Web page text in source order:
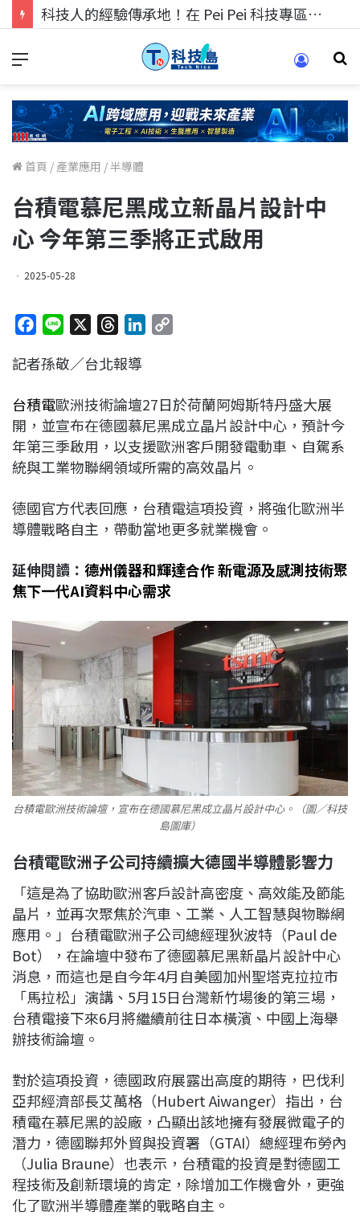
科技人的經驗傳承地！在 Pei Pei 科技專區，與學弟妹交流最硬核的技術
首頁 / 產業應用 /半導體
台積電慕尼黑成立新晶片設計中
心 今年第三季將正式啟用
2025-05-28
c
b
o
o
k
n
r
a
d
s
e
d
I
n
L
i
n
k
記者孫敬／台北報導
台積電歐洲技術論壇27日於荷蘭阿姆斯特丹盛大展
開，並宣布在德國慕尼黑成立晶片設計中心，預計今
年第三季啟用，以支援歐洲客戶開發電動車、自駕系
統與工業物聯網領域所需的高效晶片。
德國官方代表回應，台積電這項投資，將強化歐洲半
導體戰略自主，帶動當地更多就業機會。
延伸閱讀： 德州儀器和輝達合作 新電源及感測技術聚
焦下一代AI資料中心需求
台積電歐洲技術論壇，宣布在德國慕尼黑成立晶片設計中心。（圖／科技
島圖庫）
台積電歐洲子公司持續擴大德國半導體影響力
「這是為了協助歐洲客戶設計高密度、高效能及節能
晶片，並再次聚焦於汽車、工業、人工智慧與物聯網
應用。」台積電歐洲子公司總經理狄波特（Paul de
Bot），在論壇中發布了德國慕尼黑新晶片設計中心
消息，而這也是自今年4月自美國加州聖塔克拉拉市
「馬拉松」演講、5月15日台灣新竹場後的第三場，
台積電接下來6月將繼續前往日本橫濱、中國上海舉
辦技術論壇。
對於這項投資，德國政府展露出高度的期待，巴伐利
亞邦經濟部長艾萬格（Hubert Aiwanger）指出，台
積電在慕尼黑的設廠，凸顯出該地擁有發展微電子的
潛力，德國聯邦外貿與投資署（GTAI）總經理布勞內
（Julia Braune）也表示，台積電的投資是對德國工
程技術及創新環境的肯定，除增加工作機會外，更強
化了歐洲半導體產業的戰略自主。